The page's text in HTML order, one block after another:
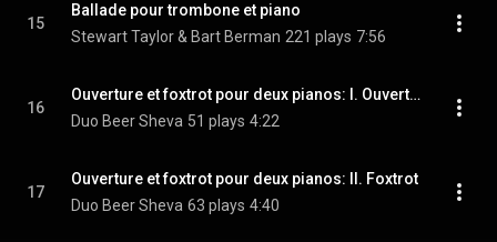
15
Ballade pour trombone et piano
Stewart Taylor & Bart Berman 221 plays 7:56
16
Ouverture et foxtrot pour deux pianos: I. Ouverture
Duo Beer Sheva 51 plays 4:22
17
Ouverture et foxtrot pour deux pianos: II. Foxtrot
Duo Beer Sheva 63 plays 4:40